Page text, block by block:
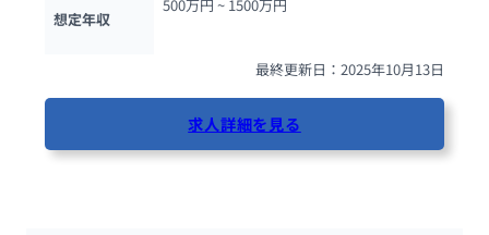
想定年収
500万円 ~ 1500万円
最終更新日：2025年10月13日
求人詳細を見る